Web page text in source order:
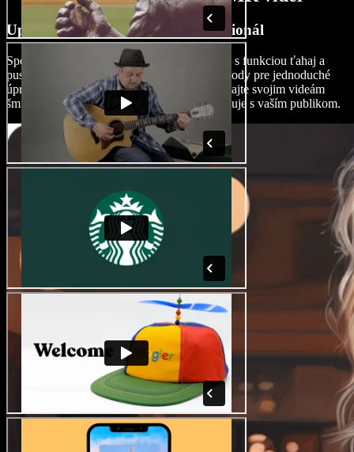
Upravujte ASMR videá ako profesionál
Speechify Studio ponúka intuitívne rozhranie s funkciou ťahaj a
pusti, prispôsobiteľné šablóny, efekty a prechody pre jednoduché
úpravy pre používateľov každej úrovne. Dodajte svojim videám
šmrnc a vytvorte obsah, ktorý naozaj zarezonuje s vaším publikom.